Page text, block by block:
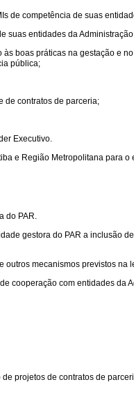
de competência de suas
suas entidades da
boas práticas na gestação e
pública;
de contratos de parceria;
Executivo.
e Região Metropolitana para o
do PAR.
gestora do PAR a inclusão
outros mecanismos previstos na
cooperação com entidades da
projetos de contratos de